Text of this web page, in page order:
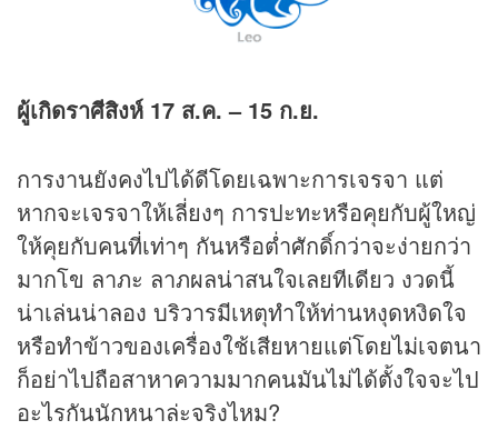
ผู้เกิดราศีสิงห์ 17 ส.ค. – 15 ก.ย.
การงานยังคงไปได้ดีโดยเฉพาะการเจรจา แต่
หากจะเจรจาให้เลี่ยงๆ การปะทะหรือคุยกับผู้ใหญ่
ให้คุยกับคนที่เท่าๆ กันหรือต่ำศักดิ์กว่าจะง่ายกว่า
มากโข ลาภะ ลาภผลน่าสนใจเลยทีเดียว งวดนี้
น่าเล่นน่าลอง บริวารมีเหตุทำให้ท่านหงุดหงิดใจ
หรือทำข้าวของเครื่องใช้เสียหายแต่โดยไม่เจตนา
ก็อย่าไปถือสาหาความมากคนมันไม่ได้ตั้งใจจะไป
อะไรกันนักหนาล่ะจริงไหม?